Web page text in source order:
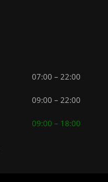
07:00 – 22:00
09:00 – 22:00
09:00 – 18:00